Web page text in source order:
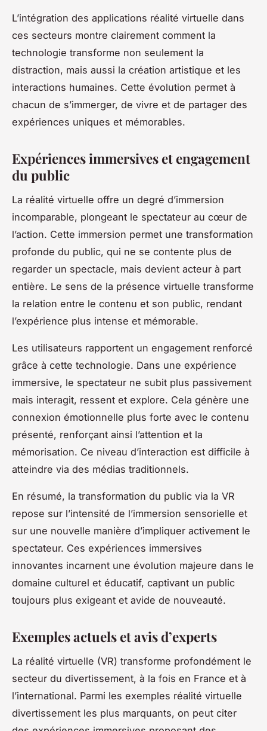
L’intégration des applications réalité virtuelle dans
ces secteurs montre clairement comment la
technologie transforme non seulement la
distraction, mais aussi la création artistique et les
interactions humaines. Cette évolution permet à
chacun de s’immerger, de vivre et de partager des
expériences uniques et mémorables.
Expériences immersives et engagement
du public
La réalité virtuelle offre un degré d’immersion
incomparable, plongeant le spectateur au cœur de
l’action. Cette immersion permet une transformation
profonde du public, qui ne se contente plus de
regarder un spectacle, mais devient acteur à part
entière. Le sens de la présence virtuelle transforme
la relation entre le contenu et son public, rendant
l’expérience plus intense et mémorable.
Les utilisateurs rapportent un engagement renforcé
grâce à cette technologie. Dans une expérience
immersive, le spectateur ne subit plus passivement
mais interagit, ressent et explore. Cela génère une
connexion émotionnelle plus forte avec le contenu
présenté, renforçant ainsi l’attention et la
mémorisation. Ce niveau d’interaction est difficile à
atteindre via des médias traditionnels.
En résumé, la transformation du public via la VR
repose sur l’intensité de l’immersion sensorielle et
sur une nouvelle manière d’impliquer activement le
spectateur. Ces expériences immersives
innovantes incarnent une évolution majeure dans le
domaine culturel et éducatif, captivant un public
toujours plus exigeant et avide de nouveauté.
Exemples actuels et avis d’experts
La réalité virtuelle (VR) transforme profondément le
secteur du divertissement, à la fois en France et à
l’international. Parmi les exemples réalité virtuelle
divertissement les plus marquants, on peut citer